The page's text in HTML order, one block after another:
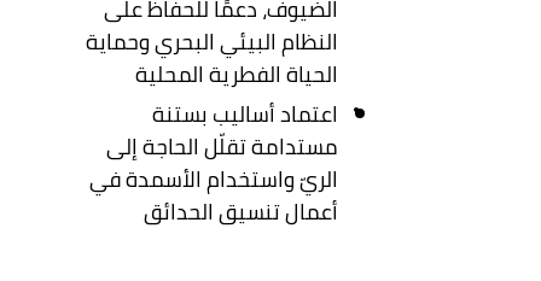
الضيوف، دعمًا للحفاظ على
النظام البيئي البحري وحماية
الحياة الفطرية المحلية
اعتماد أساليب بستنة
مستدامة تقلّل الحاجة إلى
الريّ واستخدام الأسمدة في
أعمال تنسيق الحدائق